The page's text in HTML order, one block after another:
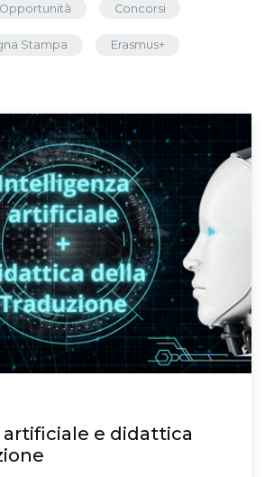
Concorsi
Stampa Erasmus+
e didattica